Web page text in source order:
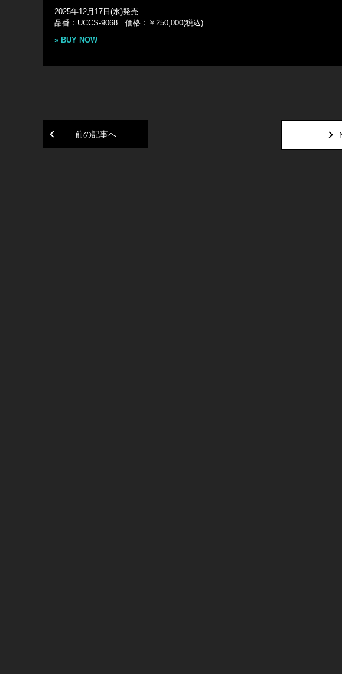
2025年12月17日(水)発売
品番：UCCS-9068 価格：￥250,000(税込)
» BUY NOW
前の記事へ